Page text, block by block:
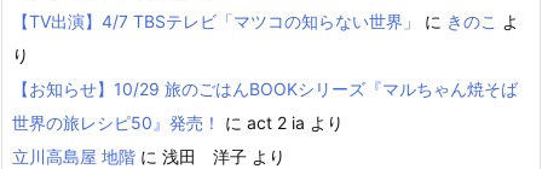
【TV出演】4/7 TBSテレビ「マツコの知らない世界」
に きのこ よ
り
【お知らせ】10/29 旅のごはんBOOKシリーズ『マルちゃん焼そば
世界の旅レシピ50』発売！
に act 2 ia より
立川高島屋 地階 に 浅田 洋子 より